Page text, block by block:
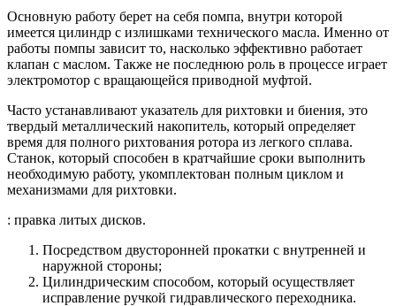
Основную работу берет на себя помпа, внутри которой
имеется цилиндр с излишками технического масла. Именно от
работы помпы зависит то, насколько эффективно работает
клапан с маслом. Также не последнюю роль в процессе играет
электромотор с вращающейся приводной муфтой.
Часто устанавливают указатель для рихтовки и биения, это
твердый металлический накопитель, который определяет
время для полного рихтования ротора из легкого сплава.
Станок, который способен в кратчайшие сроки выполнить
необходимую работу, укомплектован полным циклом и
механизмами для рихтовки.
: правка литых дисков.
Посредством двусторонней прокатки с внутренней и
наружной стороны;
Цилиндрическим способом, который осуществляет
исправление ручкой гидравлического переходника.